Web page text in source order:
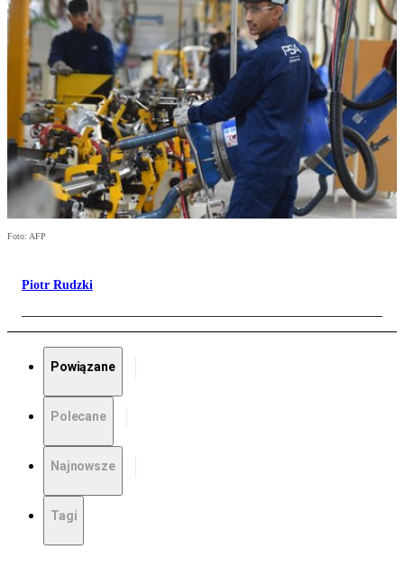
Foto: AFP
Piotr Rudzki
Powiązane
Polecane
Najnowsze
Tagi